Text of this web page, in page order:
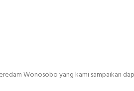
Wonosobo yang kami sampaikan